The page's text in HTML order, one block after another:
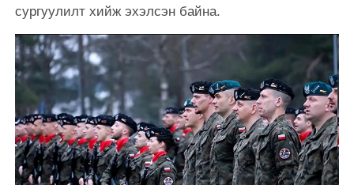
сургуулилт хийж эхэлсэн байна.